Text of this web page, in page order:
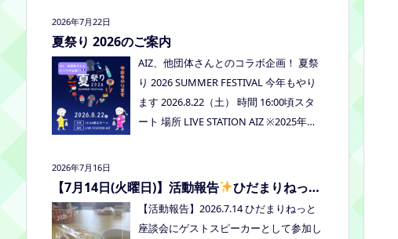
いてなど、聞いてみましょう！ 事前に
しゃべりしましょう！ 日時：8月29日
者、うえまつフリースクールの保護者と
お子さま(10組程度） ※お子さまお一人
での参加はできません。必ず保護者の方
2026年7月22日
夏祭り 2026のご案内
AIZ、他団体さんとのコラボ企画！ 夏祭
り 2026 SUMMER FESTIVAL 今年もやり
ます 2026.8.22（土） 時間 16:00頃スタ
ート 場所 LIVE STATION AIZ ※2025年の
2026年7月16日
【7月14日(火曜日)】活動報告
ひだまりねっと
座談会に参加しました【活動報告】2026.7.14 ひだまりねっと
座談会にゲストスピーカーとして参加し